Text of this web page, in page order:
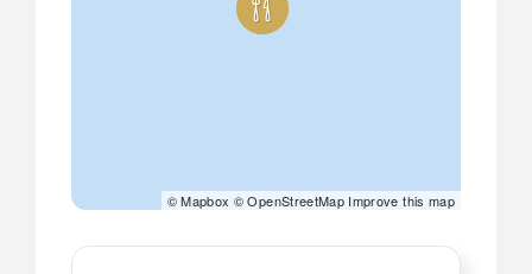
©Mapbox ©OpenStreetMap Improve this map